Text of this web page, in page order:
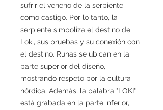
sufrir el veneno de la serpiente
como castigo. Por lo tanto, la
serpiente simboliza el destino de
Loki, sus pruebas y su conexión con
el destino. Runas se ubican en la
parte superior del diseño,
mostrando respeto por la cultura
nórdica. Además, la palabra "LOKI"
está grabada en la parte inferior,